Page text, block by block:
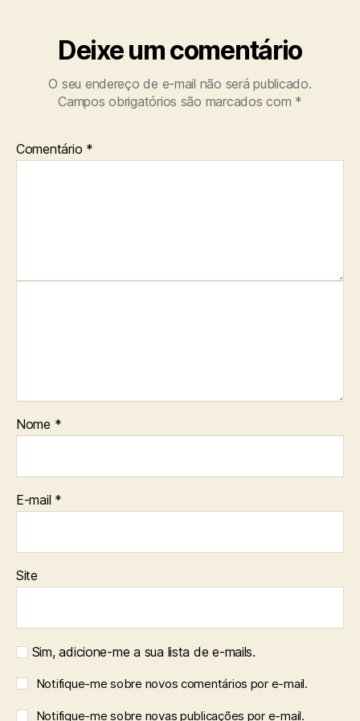
Deixe um comentário
O seu endereço de e-mail não será publicado.
Campos obrigatórios são marcados com *
Comentário *
Nome *
E-mail *
Site
Sim, adicione-me a sua lista de e-mails.
Notifique-me sobre novos comentários por e-mail.
Notifique-me sobre novas publicações por e-mail.